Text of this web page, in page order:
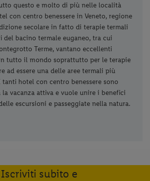
questo e molto di più nelle località
con centro benessere in Veneto, regione
secolare in fatto di terapie termali
del bacino termale euganeo, tra cui
Terme, vantano eccellenti
tutto il mondo soprattutto per le terapie
ad essere una delle aree termali più
hotel con centro benessere sono
vacanza attiva e vuole unire i benefici
escursioni e passeggiate nella natura.
Iscriviti subito e